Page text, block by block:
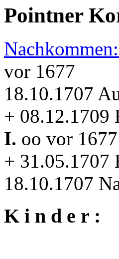
Pointner
vor 1677
18.10.1707
+ 08.12.1709
I. oo vor
+ 31.05.1707
18.10.1707
K i n d e r :